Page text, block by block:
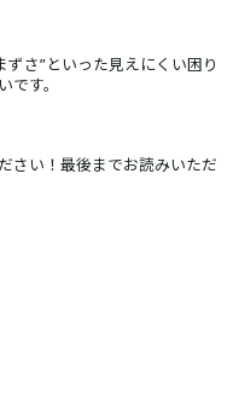
ずさ”といった見えにくい困り
す。
さい！最後までお読みいただ